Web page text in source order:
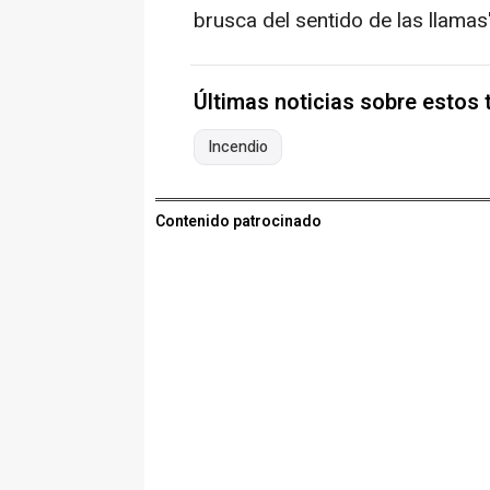
brusca del sentido de las
Últimas noticias sobre estos
Incendio
Contenido patrocinado